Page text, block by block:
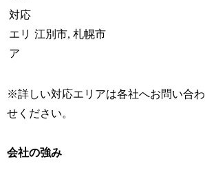
対応
エリ
ア
江別市, 札幌市
※詳しい対応エリアは各社へお問い合わ
せください。
会社の強み